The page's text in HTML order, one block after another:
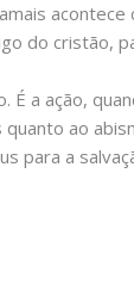
do cristão,
a ação,
ao
para a